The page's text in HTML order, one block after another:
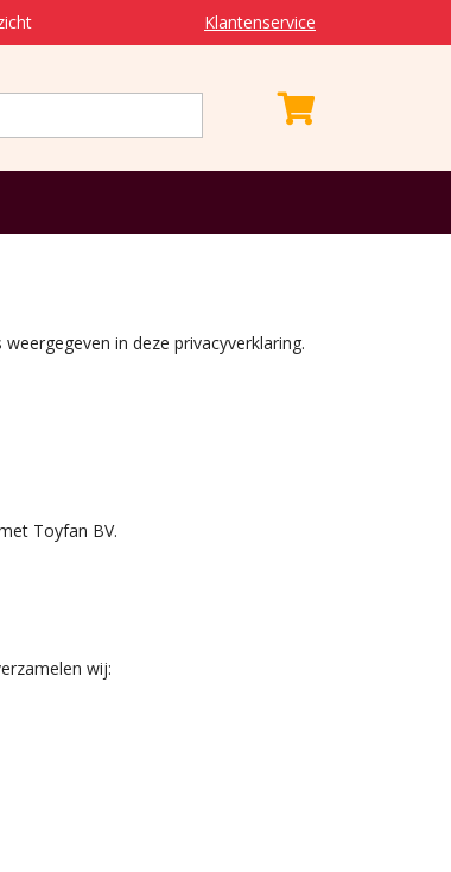
Klantenservice
in deze privacyverklaring.
Toyfan BV.
wij: